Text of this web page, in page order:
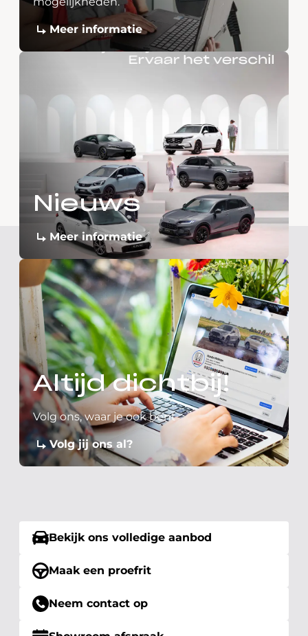
Meer informatie
Nieuws
Meer informatie
Altijd dichtbij!
Volg ons, waar je ook bent
Volg jij ons al?
Bekijk ons volledige aanbod
Maak een proefrit
Neem contact op